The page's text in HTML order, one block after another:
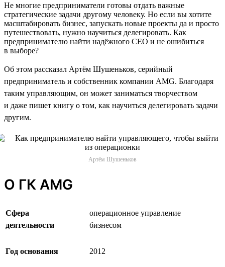
Не многие предприниматели готовы отдать важные
стратегические задачи другому человеку. Но если вы хотите
масштабировать бизнес, запускать новые проекты да и просто
путешествовать, нужно научиться делегировать. Как
предпринимателю найти надёжного CEO и не ошибиться
в выборе?
Об этом рассказал Артём Шушеньков, серийный
предприниматель и собственник компании AMG. Благодаря
таким управляющим, он может заниматься творчеством
и даже пишет книгу о том, как научиться делегировать задачи
другим.
Артём Шушеньков
О ГК AMG
Сфера
деятельности
операционное управление
бизнесом
Год основания 2012